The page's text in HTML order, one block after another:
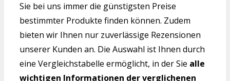
Sie bei uns immer die günstigsten Preise
bestimmter Produkte finden können. Zudem
bieten wir Ihnen nur zuverlässige Rezensionen
unserer Kunden an. Die Auswahl ist Ihnen durch
eine Vergleichstabelle ermöglicht, in der Sie alle
wichtigen Informationen der verglichenen